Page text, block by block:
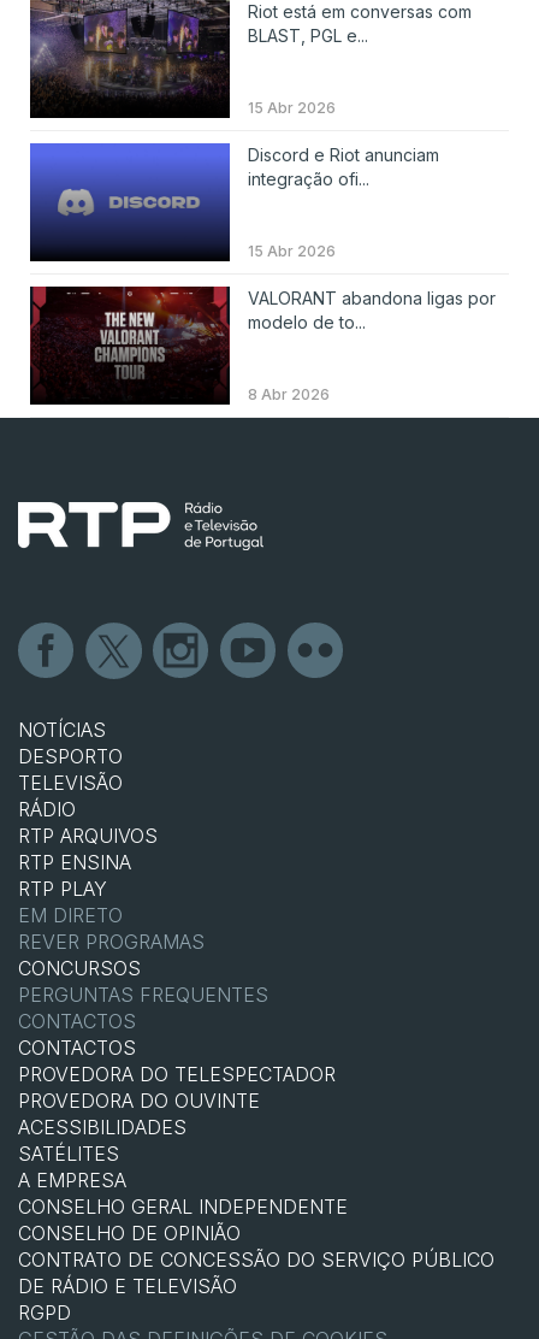
Riot está em conversas com
BLAST, PGL e...
15 Abr 2026
Discord e Riot anunciam
integração ofi...
15 Abr 2026
VALORANT abandona ligas por
modelo de to...
8 Abr 2026
NOTÍCIAS
DESPORTO
TELEVISÃO
RÁDIO
RTP ARQUIVOS
RTP ENSINA
RTP PLAY
EM DIRETO
REVER PROGRAMAS
CONCURSOS
PERGUNTAS FREQUENTES
CONTACTOS
CONTACTOS
PROVEDORA DO TELESPECTADOR
PROVEDORA DO OUVINTE
ACESSIBILIDADES
SATÉLITES
A EMPRESA
CONSELHO GERAL INDEPENDENTE
CONSELHO DE OPINIÃO
CONTRATO DE CONCESSÃO DO SERVIÇO PÚBLICO
DE RÁDIO E TELEVISÃO
RGPD